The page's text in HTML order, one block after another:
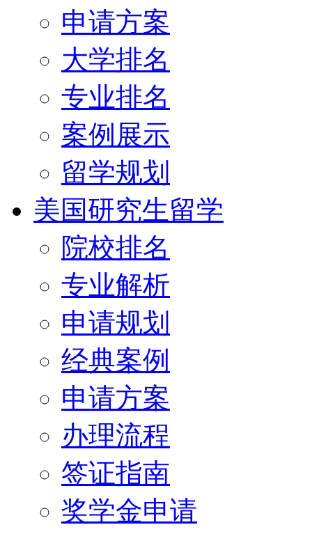
申请方案
大学排名
专业排名
案例展示
留学规划
美国研究生留学
院校排名
专业解析
申请规划
经典案例
申请方案
办理流程
签证指南
奖学金申请